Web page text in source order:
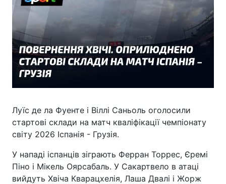
Луїс де ла Фуенте і Віллі Саньоль оголосили
стартові склади на матч кваліфікації чемпіонату
світу 2026 Іспанія - Грузія.
У нападі іспанців зіграють Ферран Торрес, Єремі
Піно і Мікель Оярсабаль. У Сакартвело в атаці
вийдуть Хвіча Кварацхелія, Лаша Двалі і Жорж